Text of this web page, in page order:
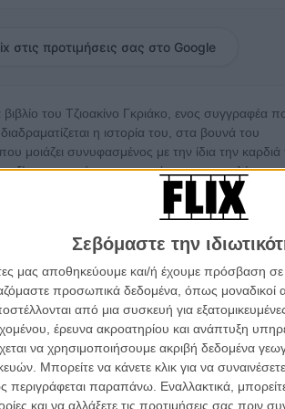
Σεβόμαστε την
μας αποθηκεύουμε και/ή έχουμε πρόσβαση
προσωπικά δεδομένα, όπως μοναδικοί
από μια συσκευή για
έρευνα ακροατηρίου και ανάπτυξη
να χρησιμοποιήσουμε ακριβή δεδομένα
Μπορείτε να κάνετε κλικ για να
περιγράφεται παραπάνω. Εναλλακτικά,
και να αλλάξετε τις προτιμήσεις σας πριν
στις προτιμήσεις σας στο Google
του Τζιοακίνο Γκριάκο, ενος συγγραφέα
η ιστορία του, στα βουνά του
μοιάζει συνυφασμένος με την ίδια την καρδιά
εξίσου ισχυρή κι οργανωμένη με την πολύ πιο
Λουίτζι, ένας από τους τρεις αδελφούς που
μια μεγάλη δουλειά με ένα καρτέλ
αξιοσέβαστος επιχειρηματίας εκ πρώτης
στο ορεινό χωριό του Αφρικο, όπου ο μεγάλος
δουλεύοντας τα χωράφια του και ματαίως
του μακριά από το έγκλημα.
από πάντα χέρι με χέρι με την βία, τον φόνο,
εκτός μοιάζει εκ προοιμίου
θα αγγίξει τα τρία αδέλφια και το ένστικτο της